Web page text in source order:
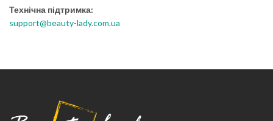
Технічна підтримка:
support@beauty-lady.com.ua